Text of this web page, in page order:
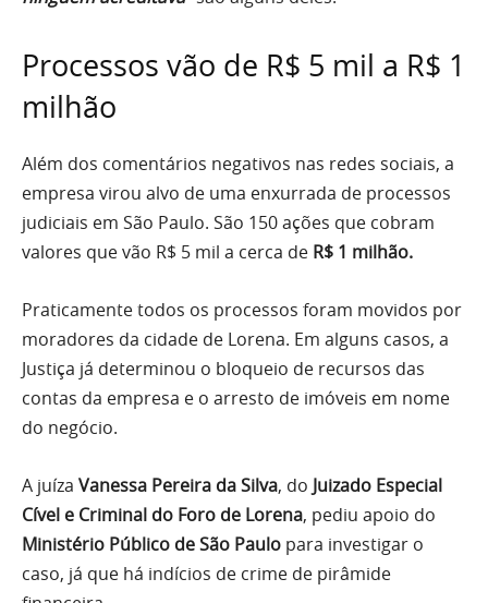
Processos vão de R$ 5 mil a R$ 1
milhão
Além dos comentários negativos nas redes sociais, a
empresa virou alvo de uma enxurrada de processos
judiciais em São Paulo. São 150 ações que cobram
valores que vão R$ 5 mil a cerca de R$ 1 milhão.
Praticamente todos os processos foram movidos por
moradores da cidade de Lorena. Em alguns casos, a
Justiça já determinou o bloqueio de recursos das
contas da empresa e o arresto de imóveis em nome
do negócio.
A juíza Vanessa Pereira da Silva, do Juizado Especial
Cível e Criminal do Foro de Lorena, pediu apoio do
Ministério Público de São Paulo para investigar o
caso, já que há indícios de crime de pirâmide